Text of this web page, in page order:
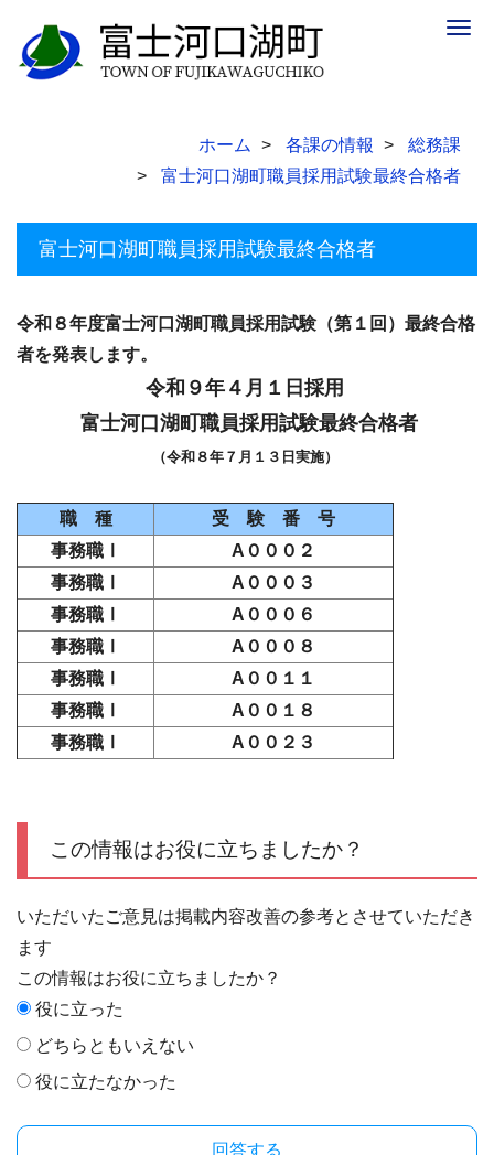
ホーム 各課の情報
総務課
富士河口湖町職員採用試験最終合格者
富士河口湖町職員採用試験最終合格者
令和８年度富士河口湖町職員採用試験（第１回）最終合格
者を発表します。
令和９年４月１日採用
富士河口湖町職員採用試験最終合格者
（令和８年７月１３日実施）
職 種
受 験 番 号
事務職Ⅰ
A０００２
事務職Ⅰ
A０００３
事務職Ⅰ
A０００６
事務職Ⅰ
A０００８
事務職Ⅰ
A００１１
事務職Ⅰ
A００１８
事務職Ⅰ
A００２３
この情報はお役に立ちましたか？
いただいたご意見は掲載内容改善の参考とさせていただき
ます
この情報はお役に立ちましたか？
役に立った
どちらともいえない
役に立たなかった